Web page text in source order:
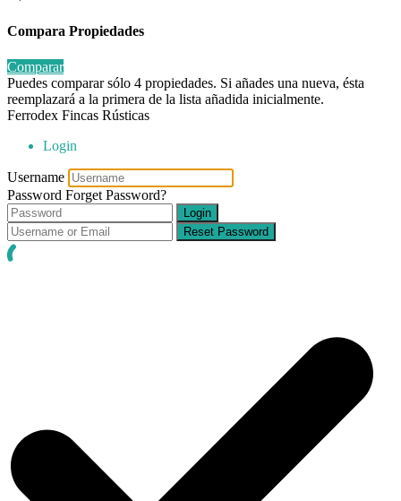
Compara Propiedades
Comparar
Puedes comparar sólo 4 propiedades. Si añades una nueva, ésta
reemplazará a la primera de la lista añadida inicialmente.
Ferrodex Fincas Rústicas
Login
Username
Password Forget Password?
Login
Reset Password